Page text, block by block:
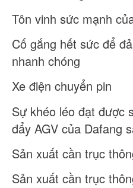
Tôn vinh sức mạnh
Cố gắng hết sức để
nhanh chóng
Xe điện chuyển pin
Sự khéo léo đạt được
đẩy AGV của Dafang
Sản xuất cần trục
Sản xuất cần trục